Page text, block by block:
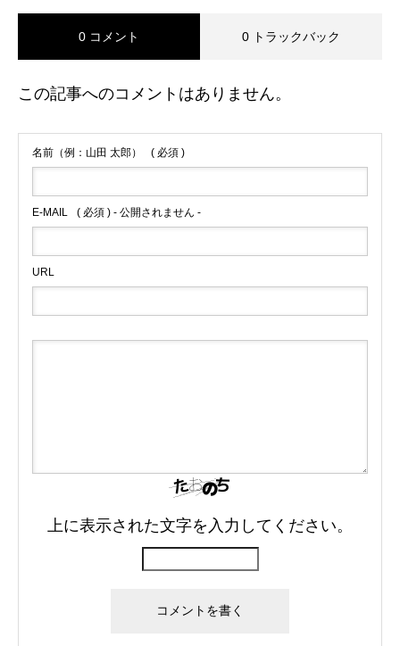
0 コメント 0 トラックバック
この記事へのコメントはありません。
名前（例：山田 太郎） ( 必須 )
E-MAIL ( 必須 ) - 公開されません -
URL
上に表示された文字を入力してください。